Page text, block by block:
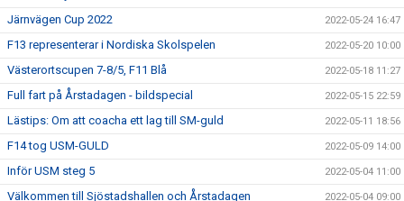
Järnvägen Cup 2022 2022-05-24 16:47
F13 representerar i Nordiska Skolspelen 2022-05-20 10:00
Västerortscupen 7-8/5, F11 Blå 2022-05-18 11:27
Full fart på Årstadagen - bildspecial 2022-05-15 22:59
Lästips: Om att coacha ett lag till SM-guld 2022-05-11 18:56
F14 tog USM-GULD 2022-05-09 14:00
Inför USM steg 5 2022-05-04 11:00
Välkommen till Sjöstadshallen och Årstadagen 2022-05-04 09:00